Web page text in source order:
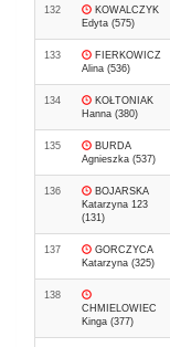
132
KOWALCZYK
Edyta (575)
133
FIERKOWICZ
Alina (536)
134
KOŁTONIAK
Hanna (380)
135
BURDA
Agnieszka (537)
136
BOJARSKA
Katarzyna 123
(131)
137
GORCZYCA
Katarzyna (325)
138
CHMIELOWIEC
Kinga (377)